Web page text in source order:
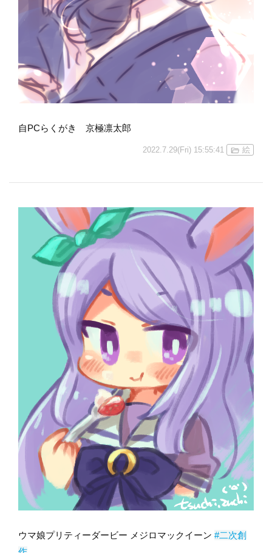
自PCらくがき 京極凛太郎
2022.7.29(Fri) 15:55:41 絵
ウマ娘プリティーダービー メジロマックイーン #二次創